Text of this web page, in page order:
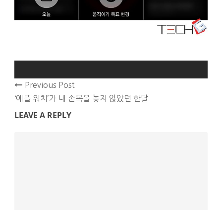
Previous Post
‘애플 워치’가 내 손목을 놓지 않았던 한달
LEAVE A REPLY